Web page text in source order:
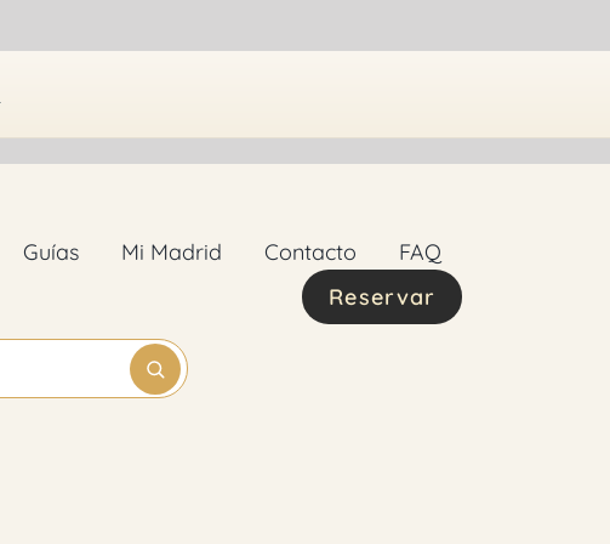
Guías Mi Madrid Contacto
FAQ
Reservar